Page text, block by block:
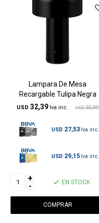
Lampara De Mesa
Recargable Tulipa Negra
USD 32,39 USD 35,99
USD 27,53
USD 29,15
+
- EN STOCK